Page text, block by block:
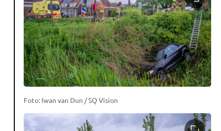
Foto: Iwan van Dun / SQ Vision